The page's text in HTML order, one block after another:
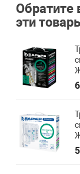
Обратите
эти